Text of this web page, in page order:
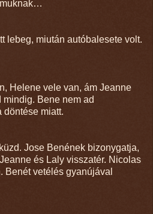
lebeg, miután autóbalesete volt.
Helene vele van, ám Jeanne
mindig. Bene nem ad
döntése miatt.
Jose Benének bizonygatja,
és Laly visszatér. Nicolas
Benét vetélés gyanújával